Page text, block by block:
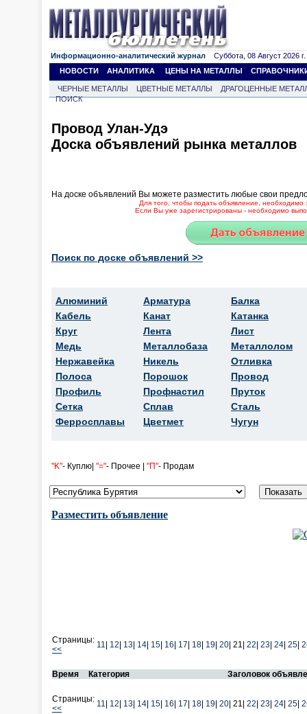
Информационно-аналитический журнал Суббота, 08 Август 2026 г.
НОВОСТИ
АНАЛИТИКА ЦЕНЫ НА МЕТАЛЛЫ
ЧЕРНЫЕ МЕТАЛЛЫ ЦВЕТНЫЕ МЕТАЛЛЫ
ДРАГОЦЕННЫЕ
ПОИСК
Провод Улан-Удэ
Доска объявлений рынка металлов
На доске объявлений Вы можете разместить любые свои
Для того, чтобы подать объявление, необходимо
Если Вы уже зарегистрированы - необходимо
Поиск по доске объявлений >>
Алюминий
Кабель
Круг
Медь
Нержавейка
Полоса
Профиль
Сетка
Ферросплавы
Арматура
Канат
Лента
Металлобаза
Никель
Порошок
Профнастил
Сплав
Цветмет
Балка
Катанка
Лист
Металлолом
Отливка
Провод
Пруток
Сталь
Чугун
"K"- Куплю| "="- Прочее | "П"- Продам
Разместить объявление
Страницы:
<<
11 12 13 14 15 16 17 18 19 20 21| 22 23 24 25
Время Категория Заголовок
Страницы:
<<
11 12 13 14 15 16 17 18 19 20 21| 22 23 24 25